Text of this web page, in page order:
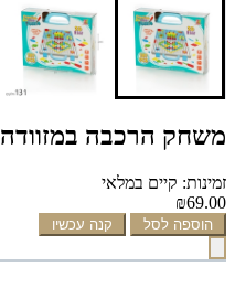
משחק הרכבה במזוודה 131 חלקים
זמינות: קיים במלאי
₪69.00
הוספה לסל קנה עכשיו